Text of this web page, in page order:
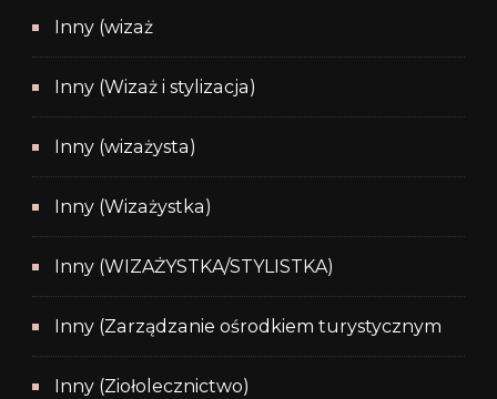
Inny (wizaż
Inny (Wizaż i stylizacja)
Inny (wizażysta)
Inny (Wizażystka)
Inny (WIZAŻYSTKA/STYLISTKA)
Inny (Zarządzanie ośrodkiem turystycznym
Inny (Ziołolecznictwo)